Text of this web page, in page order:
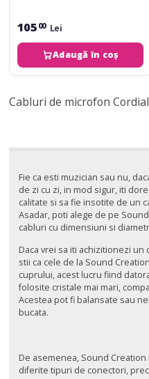
105 00 Lei
Adaugă în coș
Cabluri de microfon
Fie ca esti muzician sau nu,
de zi cu zi, in mod sigur, iti
calitate si sa fie insotite de un
Asadar, poti alege de pe
cabluri cu dimensiuni si
Daca vrei sa iti achizitionezi
stii ca cele de la Sound
cuprului, acest lucru fiind
folosite cristale mai mari,
Acestea pot fi balansate sau
bucata.
De asemenea, Sound
diferite tipuri de conectori,